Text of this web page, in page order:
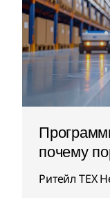
почему
Ритейл ТЕХ